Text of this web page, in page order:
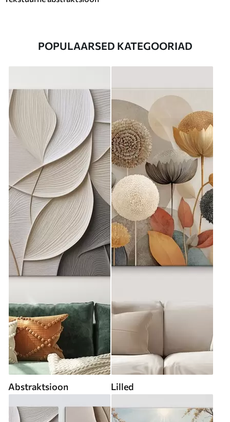
POPULAARSED KATEGOORIAD
Abstraktsioon Lilled